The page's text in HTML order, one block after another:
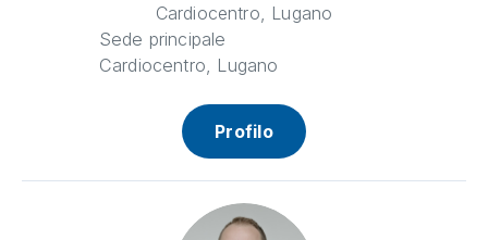
Cardiocentro, Lugano
Sede principale
Cardiocentro, Lugano
Profilo